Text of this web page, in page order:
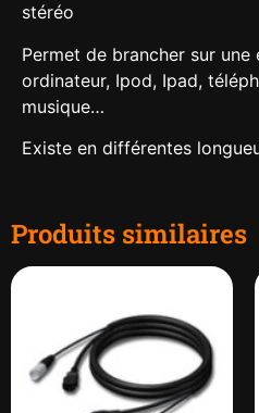
stéréo
Permet de brancher sur une
ordinateur, Ipod, Ipad,
musique…
Existe en différentes
Produits similaires